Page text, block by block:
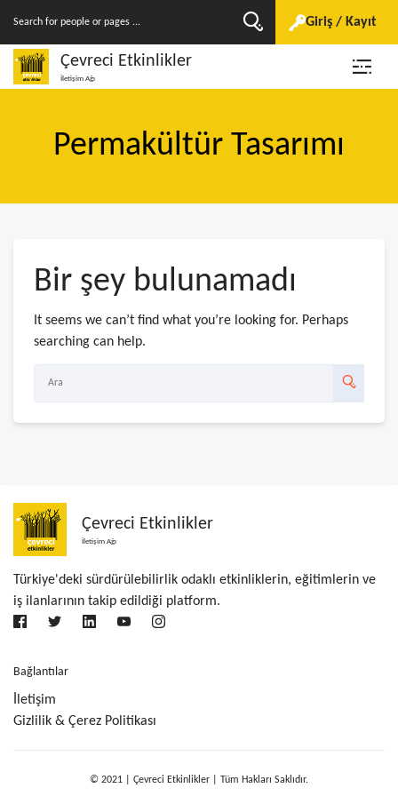
Giriş / Kayıt
Çevreci Etkinlikler
İletişim Ağı
Permakültür Tasarımı
Bir şey bulunamadı
It seems we can’t find what you’re looking for. Perhaps
searching can help.
Çevreci Etkinlikler
İletişim Ağı
Türkiye'deki sürdürülebilirlik odaklı etkinliklerin, eğitimlerin ve
iş ilanlarının takip edildiği platform.
Bağlantılar
İletişim
Gizlilik & Çerez Politikası
© 2021 | Çevreci Etkinlikler | Tüm Hakları Saklıdır.